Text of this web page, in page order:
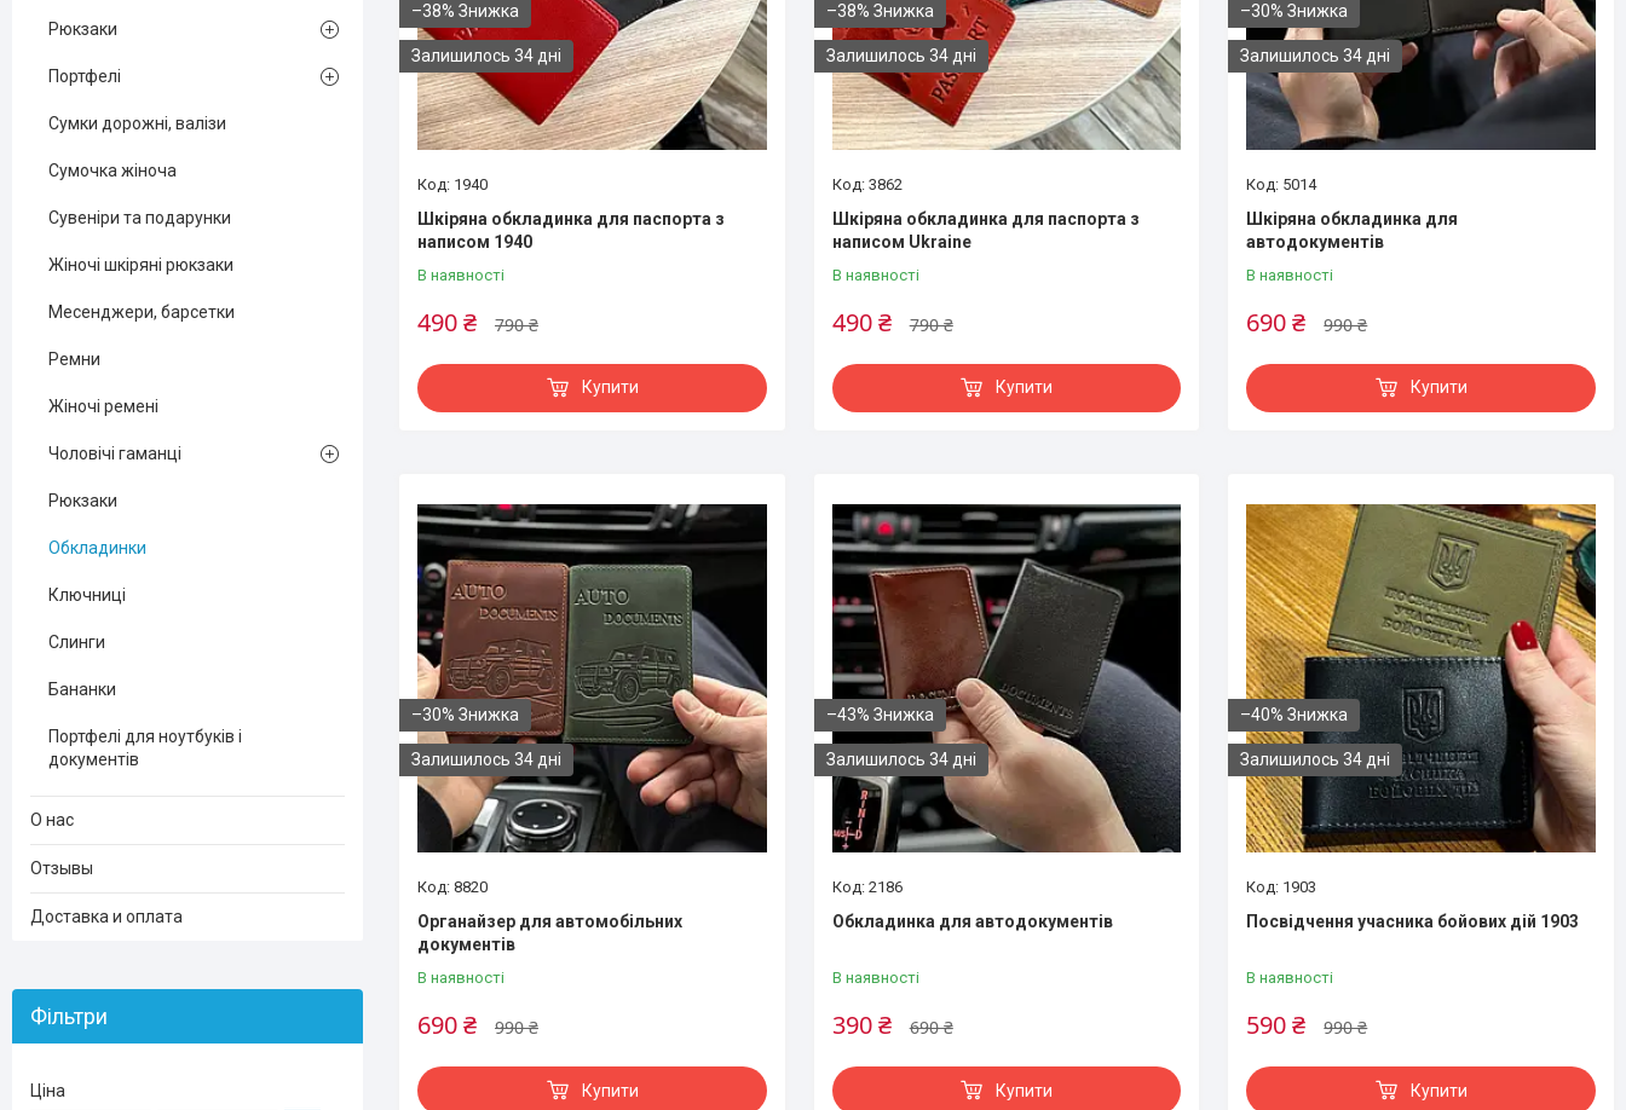
–38%
Залишилось 34 дні
1940
Шкіряна обкладинка для паспорта з
написом 1940
В наявності
790 ₴
490 ₴
Купити
–38%
Залишилось 34 дні
3862
Шкіряна обкладинка для паспорта з
написом Ukraine
В наявності
790 ₴
490 ₴
Купити
–30%
Залишилось 34 дні
5014
Шкіряна обкладинка для
автодокументів
В наявності
990 ₴
690 ₴
Купити
–30%
Залишилось 34 дні
8820
Органайзер для автомобільних
документів
В наявності
990 ₴
690 ₴
Купити
–43%
Залишилось 34 дні
2186
Обкладинка для автодокументів
В наявності
690 ₴
390 ₴
Купити
–40%
Залишилось 34 дні
1903
Посвідчення учасника бойових дій 1903
В наявності
990 ₴
590 ₴
Купити
Рюкзаки
Портфелі
Сумки дорожні, валізи
Сумочка жіноча
Сувеніри та подарунки
Жіночі шкіряні рюкзаки
Месенджери, барсетки
Ремни
Жіночі ремені
Чоловічі гаманці
Рюкзаки
Обкладинки
Ключниці
Слинги
Бананки
Портфелі для ноутбуків і
документів
О нас
Отзывы
Доставка и оплата
Фільтри
Ціна